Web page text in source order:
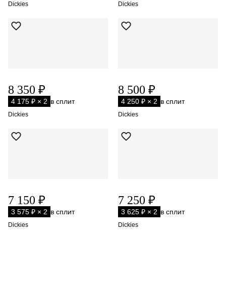
Dickies Dickies
8 350 ₽
4 175 ₽ × 2 в сплит
Dickies
8 500 ₽
4 250 ₽ × 2 в сплит
Dickies
7 150 ₽
3 575 ₽ × 2 в сплит
Dickies
7 250 ₽
3 625 ₽ × 2 в сплит
Dickies